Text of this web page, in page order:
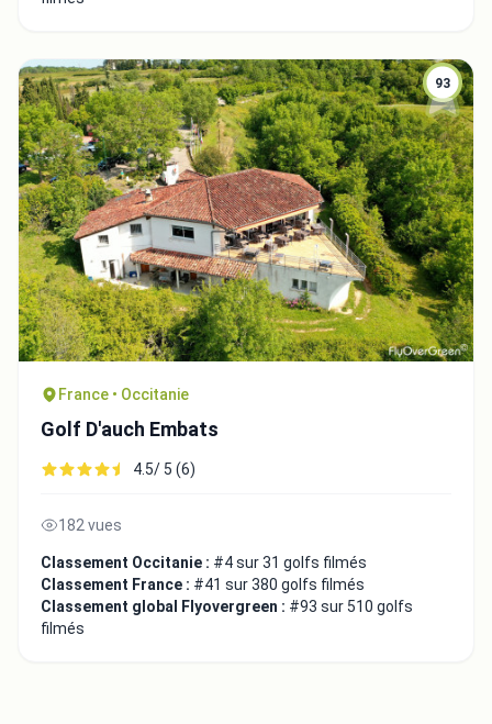
93
France • Occitanie
Golf D'auch Embats
4.5/ 5 (6)
182 vues
Classement Occitanie : #4 sur 31 golfs filmés
Classement France : #41 sur 380 golfs filmés
Classement global Flyovergreen : #93 sur 510 golfs
filmés